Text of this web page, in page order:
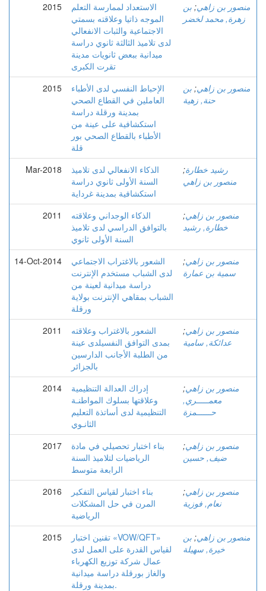
2015
الاستعداد لممارسة التعلم
الموجه ذاتيا وعلاقته بسمتي
الاجتماعية والثبات الانفعالي
لدى تلاميذ الثالثة ثانوي دراسة
ميدانية ببعض ثانويات مدينة
تقرت الكبرى
منصور بن زاهي; بن
زهرة, محمد لخضر
2015
الإحباط النفسي لدى الأطباء
العاملين في القطاع الصحي
بمدينة ورقلة دراسة
استكشافية على عينة من
الأطباء بالقطاع الصحي بور
قلة
منصور بن زاهي; بن
حنة, زهية
Mar-2018
الذكاء الانفعالي لدى تلاميذ
السنة الأولى ثانوي دراسة
استكشافية بمدينة غرداية
رشيد خطارة;
منصور بن زاهي
2011
الذكاء الوجداني وعلاقته
بالتوافق الدراسي لدى تلاميذ
السنة الأولى ثانوي
منصور بن زاهي;
خطارة, رشید
14-Oct-2014
الشعور بالاغتراب الاجتماعي
لدى الشباب مستخدم الإنترنت
دراسة ميدانية لعينة من
الشباب بمقاهي الإنترنت بولاية
ورقلة
منصور بن زاهي;
سمية بن عمارة
2011
الشعور بالاغتراب وعلاقته
بمدى التوافق النفسيلدى عينة
من الطلبة الأجانب الدارسين
بالجزائر
منصور بن زاهي;
عدائكة, سامية
2014
إدراك العدالة التنظيمية
وعلاقتها بسلوك المواطنـة
التنظيمية لدى أساتذة التعليم
الثانـوي
منصور بن زاهي;
معمـــــري,
حــــــمزة
2017
بناء اختبار تحصيلي في مادة
الرياضيات لتلاميذ السنة
الرابعة متوسط
منصور بن زاهي;
ضيف, حسين
2016
بناء اختبار لقياس التفكير
المرن في حل المشكلات
الرياضية
منصور بن زاهي;
نعام, فوزية
2015
تقنين اختبار «VOW/QFT»
لقياس القدرة على العمل لدى
عمال شركة توزيع الكهرباء
والغاز بورقلة دراسة ميدانية
بمدينة ورقلة.
منصور بن زاهي; بن
خيرة, سهيلة